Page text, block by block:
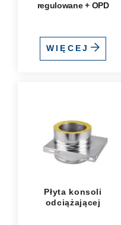
regulowane + OPD
WIĘCEJ
Płyta konsoli
odciążającej